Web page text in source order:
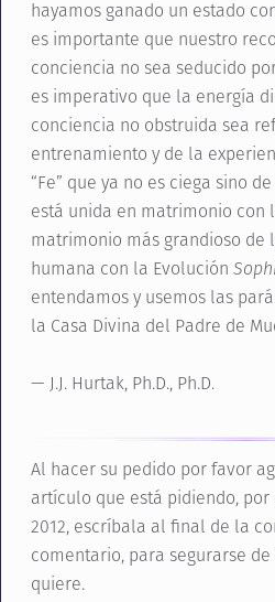
hayamos ganado un estado
es importante que nuestro
conciencia no sea seducido
es imperativo que la energía
conciencia no obstruida sea
entrenamiento y de la
“Fe” que ya no es ciega sino
está unida en matrimonio con
matrimonio más grandioso de
humana con la Evolución
entendamos y usemos las
la Casa Divina del Padre de
— J.J. Hurtak, Ph.D., Ph.D.
Al hacer su pedido por favor
artículo que está pidiendo,
2012, escríbala al final de la
comentario, para segurarse
quiere.